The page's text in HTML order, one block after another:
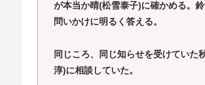
が本当か晴(松雪泰子)に確かめる。
問いかけに明るく答える。
同じころ、同じ知らせを受けていた
淳)に相談していた。